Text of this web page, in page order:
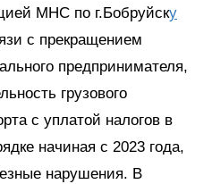
МНС по г.Бобруйску
с прекращением
предпринимателя,
грузового
с уплатой налогов в
начиная с 2023 года,
нарушения. В